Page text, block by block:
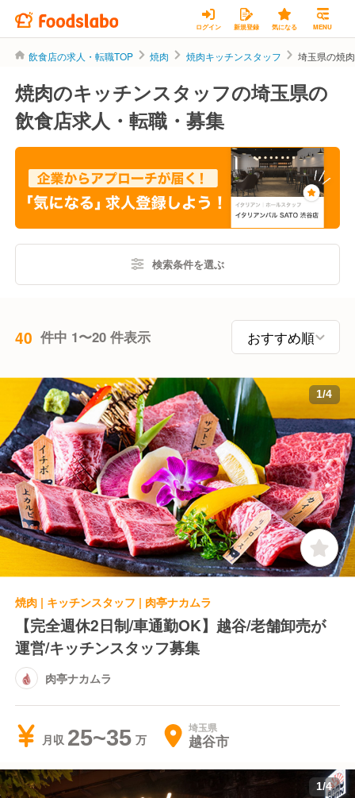
ログイン 新規登録 気になる MENU
飲食店の求人・転職TOP 焼肉 焼肉キッチンスタッフ 埼玉県の焼
焼肉のキッチンスタッフの埼玉県の
飲食店求人・転職・募集
検索条件を選ぶ
40 件中 1〜20 件表示
1/4
焼肉 | キッチンスタッフ | 肉亭ナカムラ
【完全週休2日制/車通勤OK】越谷/老舗卸売が
運営/キッチンスタッフ募集
肉亭ナカムラ
月収 25~35 埼玉県
越谷市
1/4